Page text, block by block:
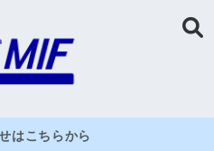
はこちらから